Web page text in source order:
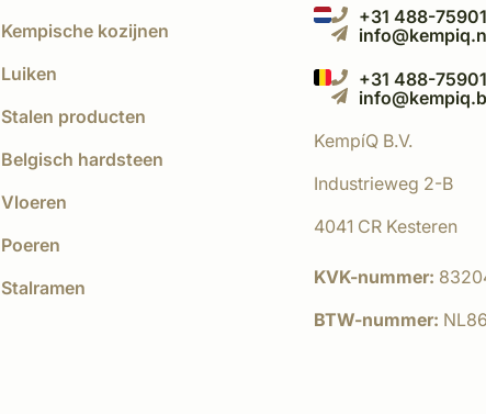
Kempische kozijnen
Luiken
Stalen producten
Belgisch hardsteen
Vloeren
Poeren
Stalramen
+31 488-
+31 488-
KempíQ B.V.
Industrieweg 2-B
4041 CR Kesteren
KVK-nummer:
BTW-nummer: